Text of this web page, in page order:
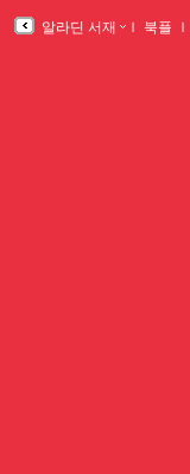
알라딘 서재 ｌ 북플 ｌ